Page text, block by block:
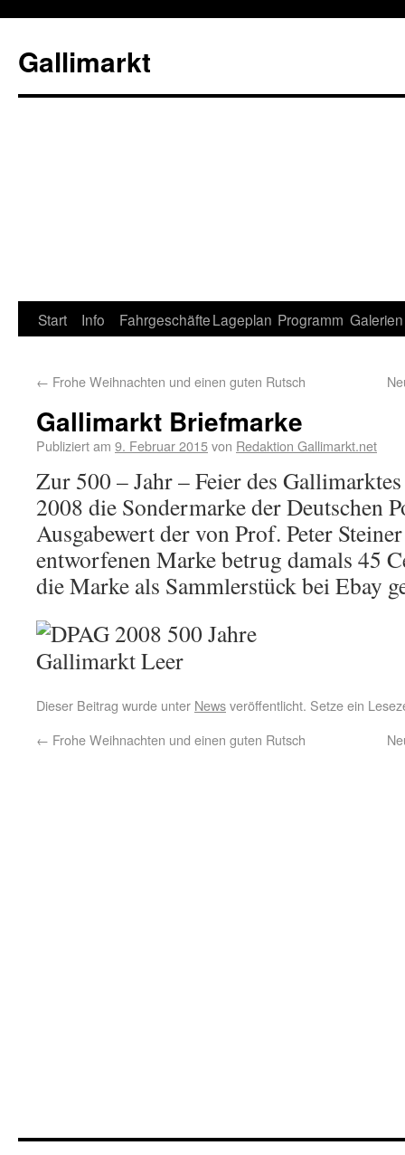
Gallimarkt
Start Info FahrgeschäfteLageplan Programm Galerien
← Frohe Weihnachten und einen guten Rutsch
Gallimarkt Briefmarke
Publiziert am 9. Februar 2015von Redaktion Gallimarkt.net
Zur 500 – Jahr – Feier des
2008 die Sondermarke der Deutschen
Ausgabewert der von Prof. Peter
entworfenen Marke betrug damals 45
die Marke als Sammlerstück bei Ebay
Dieser Beitrag wurde unter Newsveröffentlicht. Setze ein
← Frohe Weihnachten und einen guten Rutsch